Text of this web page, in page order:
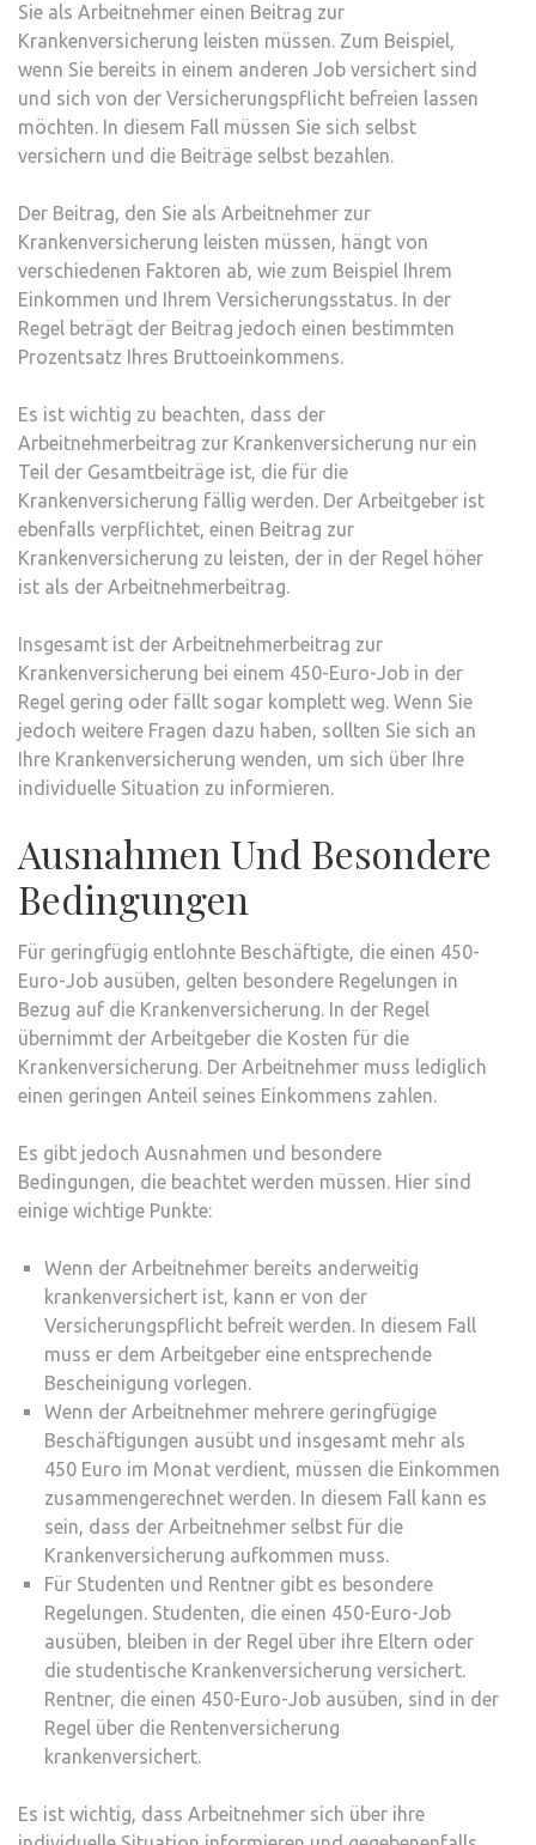
Sie als Arbeitnehmer einen Beitrag zur
Krankenversicherung leisten müssen. Zum Beispiel,
wenn Sie bereits in einem anderen Job versichert sind
und sich von der Versicherungspflicht befreien lassen
möchten. In diesem Fall müssen Sie sich selbst
versichern und die Beiträge selbst bezahlen.
Der Beitrag, den Sie als Arbeitnehmer zur
Krankenversicherung leisten müssen, hängt von
verschiedenen Faktoren ab, wie zum Beispiel Ihrem
Einkommen und Ihrem Versicherungsstatus. In der
Regel beträgt der Beitrag jedoch einen bestimmten
Prozentsatz Ihres Bruttoeinkommens.
Es ist wichtig zu beachten, dass der
Arbeitnehmerbeitrag zur Krankenversicherung nur ein
Teil der Gesamtbeiträge ist, die für die
Krankenversicherung fällig werden. Der Arbeitgeber ist
ebenfalls verpflichtet, einen Beitrag zur
Krankenversicherung zu leisten, der in der Regel höher
ist als der Arbeitnehmerbeitrag.
Insgesamt ist der Arbeitnehmerbeitrag zur
Krankenversicherung bei einem 450-Euro-Job in der
Regel gering oder fällt sogar komplett weg. Wenn Sie
jedoch weitere Fragen dazu haben, sollten Sie sich an
Ihre Krankenversicherung wenden, um sich über Ihre
individuelle Situation zu informieren.
Ausnahmen Und Besondere
Bedingungen
Für geringfügig entlohnte Beschäftigte, die einen 450-
Euro-Job ausüben, gelten besondere Regelungen in
Bezug auf die Krankenversicherung. In der Regel
übernimmt der Arbeitgeber die Kosten für die
Krankenversicherung. Der Arbeitnehmer muss lediglich
einen geringen Anteil seines Einkommens zahlen.
Es gibt jedoch Ausnahmen und besondere
Bedingungen, die beachtet werden müssen. Hier sind
einige wichtige Punkte:
Wenn der Arbeitnehmer bereits anderweitig
krankenversichert ist, kann er von der
Versicherungspflicht befreit werden. In diesem Fall
muss er dem Arbeitgeber eine entsprechende
Bescheinigung vorlegen.
Wenn der Arbeitnehmer mehrere geringfügige
Beschäftigungen ausübt und insgesamt mehr als
450 Euro im Monat verdient, müssen die Einkommen
zusammengerechnet werden. In diesem Fall kann es
sein, dass der Arbeitnehmer selbst für die
Krankenversicherung aufkommen muss.
Für Studenten und Rentner gibt es besondere
Regelungen. Studenten, die einen 450-Euro-Job
ausüben, bleiben in der Regel über ihre Eltern oder
die studentische Krankenversicherung versichert.
Rentner, die einen 450-Euro-Job ausüben, sind in der
Regel über die Rentenversicherung
krankenversichert.
Es ist wichtig, dass Arbeitnehmer sich über ihre